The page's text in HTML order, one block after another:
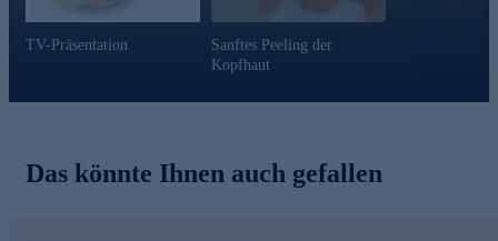
TV-Präsentation
Sanftes Peeling der
Kopfhaut
Das könnte Ihnen auch gefallen